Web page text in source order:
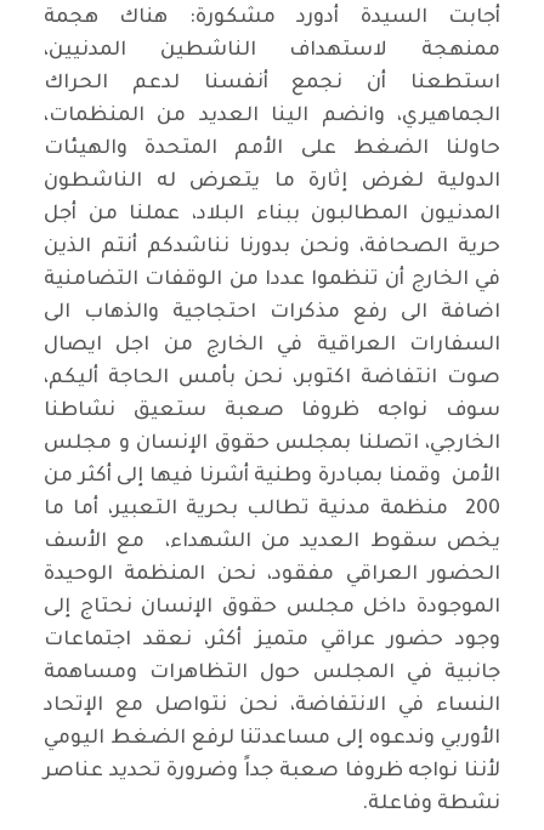
أجابت السيدة أدورد مشكورة: هناك هجمة
ممنهجة لاستهداف الناشطين المدنيين،
استطعنا أن نجمع أنفسنا لدعم الحراك
الجماهيري، وانضم الينا العديد من المنظمات،
حاولنا الضغط على الأمم المتحدة والهيئات
الدولية لغرض إثارة ما يتعرض له الناشطون
المدنيون المطالبون ببناء البلاد، عملنا من أجل
حرية الصحافة، ونحن بدورنا نناشدكم أنتم الذين
في الخارج أن تنظموا عددا من الوقفات التضامنية
اضافة الى رفع مذكرات احتجاجية والذهاب الى
السفارات العراقية في الخارج من اجل ايصال
صوت انتفاضة اكتوبر، نحن بأمس الحاجة أليكم،
سوف نواجه ظروفا صعبة ستعيق نشاطنا
الخارجي، اتصلنا بمجلس حقوق الإنسان و مجلس
الأمن وقمنا بمبادرة وطنية أشرنا فيها إلى أكثر من
200 منظمة مدنية تطالب بحرية التعبير، أما ما
يخص سقوط العديد من الشهداء، مع الأسف
الحضور العراقي مفقود، نحن المنظمة الوحيدة
الموجودة داخل مجلس حقوق الإنسان نحتاج إلى
وجود حضور عراقي متميز أكثر، نعقد اجتماعات
جانبية في المجلس حول التظاهرات ومساهمة
النساء في الانتفاضة، نحن نتواصل مع الإتحاد
الأوربي وندعوه إلى مساعدتنا لرفع الضغط اليومي
لأننا نواجه ظروفا صعبة جداً وضرورة تحديد عناصر
نشطة وفاعلة.